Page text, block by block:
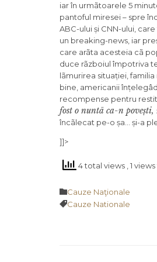
iar în urmãtoarele 5
pantoful miresei – spre
ABC-ului și CNN-ului,
un breaking-news, iar
care arãta acesteia cã
duce rãzboiul împotriva
lãmurirea situației,
bine, americanii
recompense pentru
fost o nuntã ca-n
încãlecat pe-o șa… și-a
]]>
4 total views , 1
Category
Cauze Naţionale
Tags
Cauze Nationale